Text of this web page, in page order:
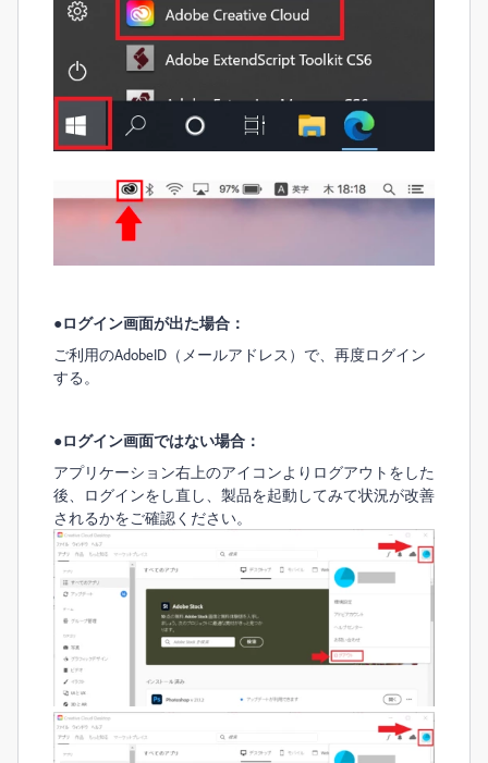
●ログイン画面が出た場合：
ご利用のAdobeID（メールアドレス）で、再度ログイン
する。
●ログイン画面ではない場合：
アプリケーション右上のアイコンよりログアウトをした
後、ログインをし直し、製品を起動してみて状況が改善
されるかをご確認ください。